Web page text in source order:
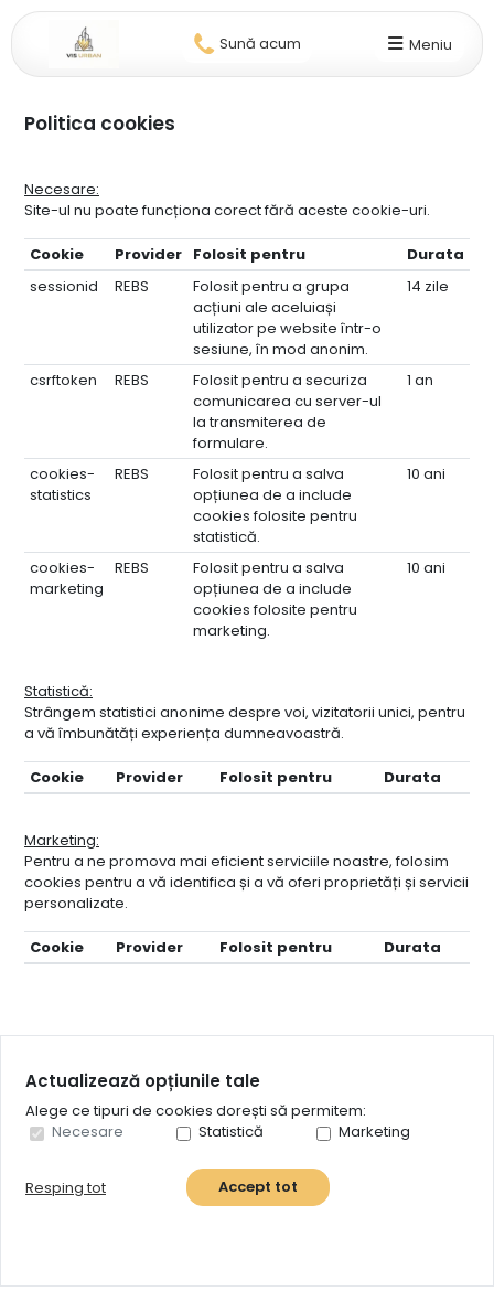
Sună acum Meniu
Politica cookies
Necesare:
Site-ul nu poate funcționa corect fără aceste cookie-uri.
Cookie Provider Folosit pentru
Durata
sessionid
REBS
Folosit pentru a grupa
acțiuni ale aceluiași
utilizator pe website într-o
sesiune, în mod anonim.
14 zile
csrftoken REBS
Folosit pentru a securiza
comunicarea cu server-ul
la transmiterea de
formulare.
1 an
cookies-
statistics
REBS
Folosit pentru a salva
opțiunea de a include
cookies folosite pentru
statistică.
10 ani
cookies-
marketing
REBS
Folosit pentru a salva
opțiunea de a include
cookies folosite pentru
marketing.
10 ani
Statistică:
Strângem statistici anonime despre voi, vizitatorii unici, pentru
a vă îmbunătăți experiența dumneavoastră.
Cookie Provider Folosit pentru Durata
Marketing:
Pentru a ne promova mai eficient serviciile noastre, folosim
cookies pentru a vă identifica și a vă oferi proprietăți și servicii
personalizate.
Cookie Provider Folosit pentru Durata
Actualizează opțiunile tale
Alege ce tipuri de cookies dorești să permitem:
Necesare
Statistică Marketing
Resping tot Accept tot